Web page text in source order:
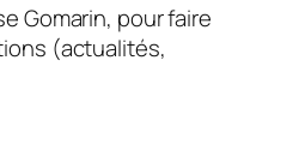
Gomarin, pour faire
(actualités,